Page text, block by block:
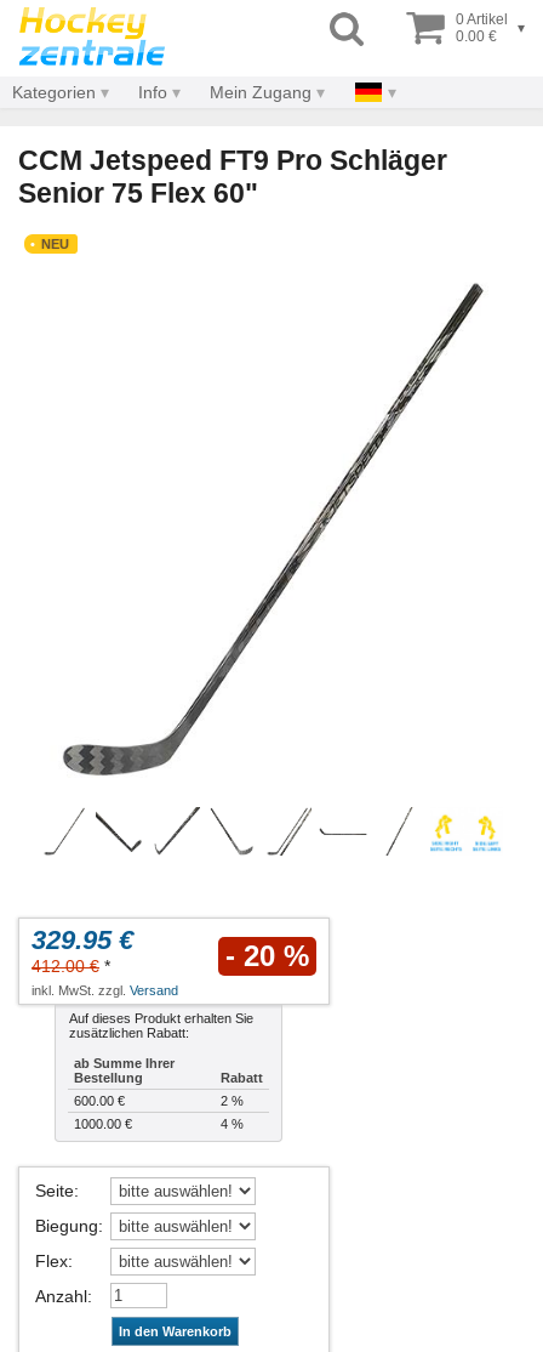
0 Artikel
0.00 €
▾
Kategorien Info Mein Zugang
CCM Jetspeed FT9 Pro Schläger
Senior 75 Flex 60"
NEU
329.95 €
412.00 € * - 20 %
inkl. MwSt. zzgl. Versand
Auf dieses Produkt erhalten Sie
zusätzlichen Rabatt:
ab Summe Ihrer
Bestellung
Rabatt
600.00 €
2 %
1000.00 €
4 %
Seite:
Biegung:
Flex:
Anzahl:
In den Warenkorb